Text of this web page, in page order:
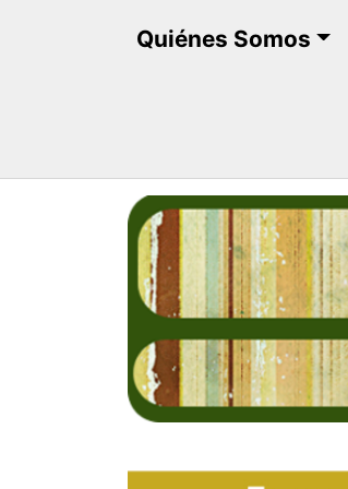
Quiénes Somos